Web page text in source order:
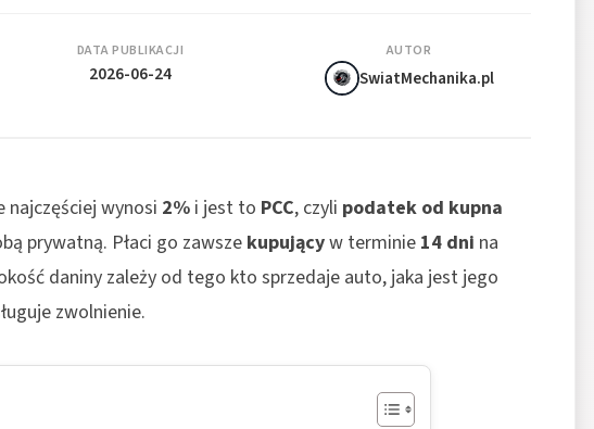
DATA PUBLIKACJI
2026-06-24
AUTOR
SwiatMechanika.pl
najczęściej wynosi 2% i jest to PCC, czyli podatek od kupna
prywatną. Płaci go zawsze kupującyw terminie 14 dni na
daniny zależy od tego kto sprzedaje auto, jaka jest jego
zwolnienie.